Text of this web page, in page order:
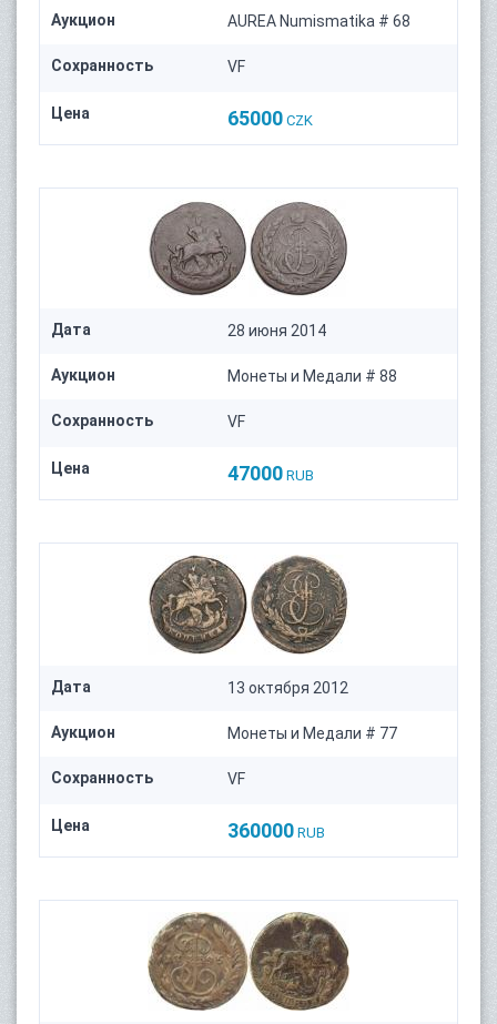
Аукцион AUREA Numismatika # 68
Сохранность VF
Цена 65000 CZK
Дата 28 июня 2014
Аукцион Монеты и Медали # 88
Сохранность VF
Цена 47000 RUB
Дата 13 октября 2012
Аукцион Монеты и Медали # 77
Сохранность VF
Цена 360000 RUB